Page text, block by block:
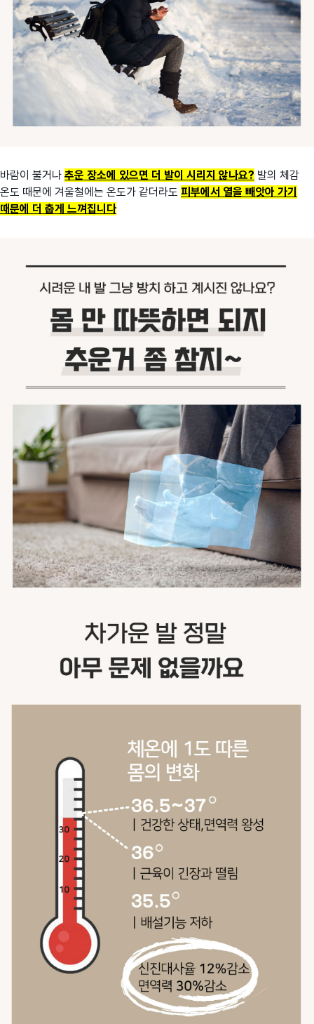
바람이 불거나 추운 장소에 있으면 더 발이 시리지 않나요? 발의 체감
온도 때문에 겨울철에는 온도가 같더라도 피부에서 열을 빼앗아 가기
때문에 더 춥게 느껴집니다